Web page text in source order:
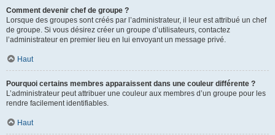
Comment devenir chef de groupe ?
Lorsque des groupes sont créés par l’administrateur, il leur est attribué un chef
de groupe. Si vous désirez créer un groupe d’utilisateurs, contactez
l’administrateur en premier lieu en lui envoyant un message privé.
Haut
Pourquoi certains membres apparaissent dans une couleur différente ?
L’administrateur peut attribuer une couleur aux membres d’un groupe pour les
rendre facilement identifiables.
Haut